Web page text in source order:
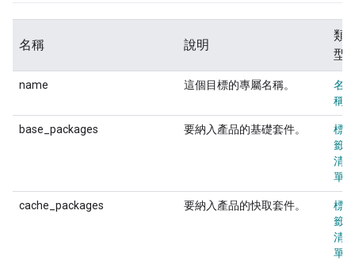
名稱 說明
類
型
name 這個目標的專屬名稱。
名
稱
base_packages 要納入產品的基礎套件。
標
籤
清
單
cache_packages 要納入產品的快取套件。
標
籤
清
單